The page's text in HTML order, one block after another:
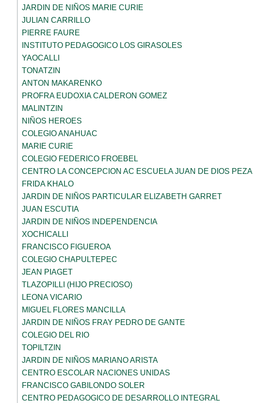
JARDIN DE NIÑOS MARIE CURIE
JULIAN CARRILLO
PIERRE FAURE
INSTITUTO PEDAGOGICO LOS GIRASOLES
YAOCALLI
TONATZIN
ANTON MAKARENKO
PROFRA EUDOXIA CALDERON GOMEZ
MALINTZIN
NIÑOS HEROES
COLEGIO ANAHUAC
MARIE CURIE
COLEGIO FEDERICO FROEBEL
CENTRO LA CONCEPCION AC ESCUELA JUAN DE DIOS PEZA
FRIDA KHALO
JARDIN DE NIÑOS PARTICULAR ELIZABETH GARRET
JUAN ESCUTIA
JARDIN DE NIÑOS INDEPENDENCIA
XOCHICALLI
FRANCISCO FIGUEROA
COLEGIO CHAPULTEPEC
JEAN PIAGET
TLAZOPILLI (HIJO PRECIOSO)
LEONA VICARIO
MIGUEL FLORES MANCILLA
JARDIN DE NIÑOS FRAY PEDRO DE GANTE
COLEGIO DEL RIO
TOPILTZIN
JARDIN DE NIÑOS MARIANO ARISTA
CENTRO ESCOLAR NACIONES UNIDAS
FRANCISCO GABILONDO SOLER
CENTRO PEDAGOGICO DE DESARROLLO INTEGRAL